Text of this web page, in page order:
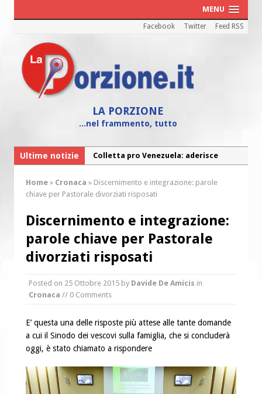
MENU
Facebook Twitter Feed RSS
LA PORZIONE
...nel frammento, tutto
Ultime notizie
Colletta pro Venezuela: aderisce
Fine vita: la Chiesa Cattolica inglese si
Torna la festa della Madonnina a
Montesilvano: “Tanta la devozione”
Torna la festa di Sant’Andrea:
“Chiediamo al Signore di capire ciò che
Home » Cronaca » Discernimento e integrazione: parole
chiave per Pastorale divorziati risposati
Discernimento e integrazione:
parole chiave per Pastorale
divorziati risposati
Posted on 25 Ottobre 2015 by Davide De Amicis in
Cronaca // 0 Comments
E’ questa una delle risposte più attese alle tante domande
a cui il Sinodo dei vescovi sulla famiglia, che si concluderà
oggi, è stato chiamato a rispondere